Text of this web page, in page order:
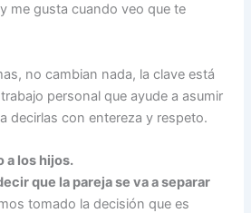
me gusta cuando veo que te
no cambian nada, la clave está
personal que ayude a asumir
decirlas con entereza y respeto.
a los hijos.
que la pareja se va a separar
tomado la decisión que es